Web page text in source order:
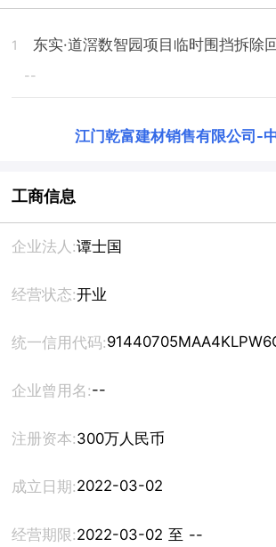
1 东实·道滘数智园项目临时围挡拆除
--
江门乾富建材销售有限公司 -
工商信息
企业法人:谭士国
经营状态:开业
统一信用代码:
企业曾用名:--
注册资本:300万人民币
成立日期:2022-03-02
经营期限: 2022-03-02 至 --